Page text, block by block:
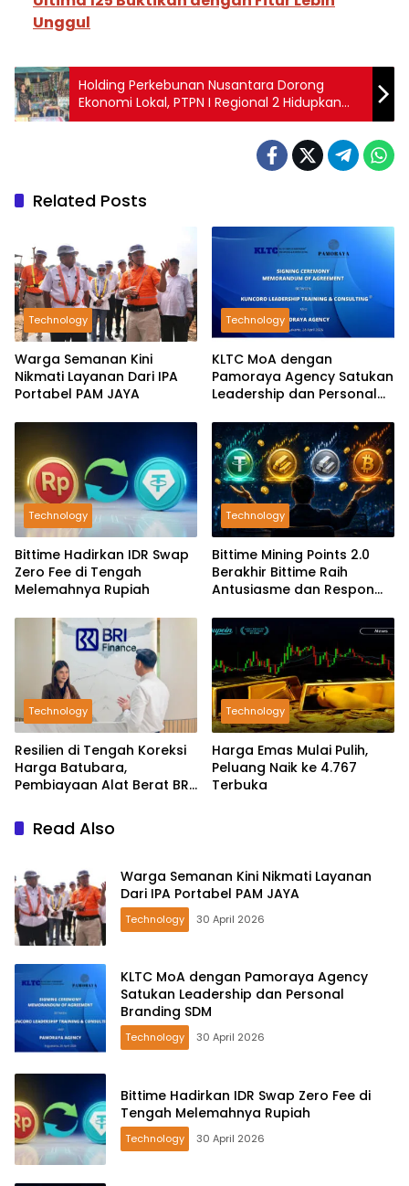
Unggul
Holding Perkebunan Nusantara Dorong
Ekonomi Lokal, PTPN I Regional 2 Hidupkan
Puluhan UMKM
Related Posts
Technology
Warga Semanan Kini
Nikmati Layanan Dari IPA
Portabel PAM JAYA
Technology
KLTC MoA dengan
Pamoraya Agency Satukan
Leadership dan Personal
Technology
Bittime Hadirkan IDR Swap
Zero Fee di Tengah
Melemahnya Rupiah
Technology
Bittime Mining Points 2.0
Berakhir Bittime Raih
Antusiasme dan Respon
Technology
Resilien di Tengah Koreksi
Harga Batubara,
Pembiayaan Alat Berat BRI
Technology
Harga Emas Mulai Pulih,
Peluang Naik ke 4.767
Terbuka
Read Also
Warga Semanan Kini Nikmati Layanan
Dari IPA Portabel PAM JAYA
Technology 30 April 2026
KLTC MoA dengan Pamoraya Agency
Satukan Leadership dan Personal
Branding SDM
Technology 30 April 2026
Bittime Hadirkan IDR Swap Zero Fee di
Tengah Melemahnya Rupiah
Technology 30 April 2026